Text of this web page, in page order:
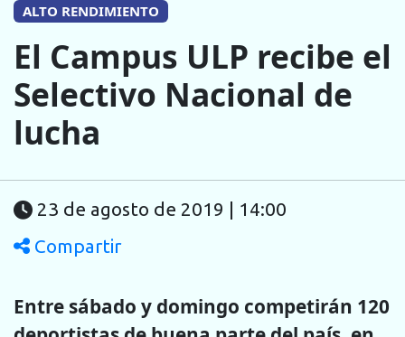
ALTO RENDIMIENTO
El Campus ULP recibe el
Selectivo Nacional de
lucha
23 de agosto de 2019 | 14:00
Compartir
Entre sábado y domingo competirán 120